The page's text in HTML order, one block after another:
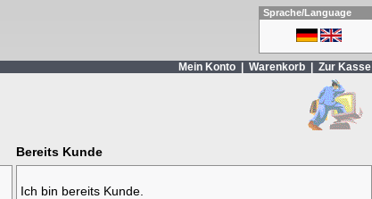
Sprache/Language
Mein Konto Warenkorb Zur Kasse
Bereits Kunde
Ich bin bereits Kunde.